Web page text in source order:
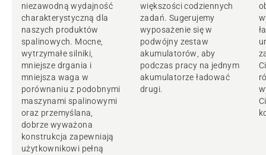
niezawodną wydajność
charakterystyczną dla
naszych produktów
spalinowych. Mocne,
wytrzymałe silniki,
mniejsze drgania i
mniejsza waga w
porównaniu z podobnymi
maszynami spalinowymi
oraz przemyślana,
dobrze wyważona
konstrukcja zapewniają
użytkownikowi pełną
większości codziennych
zadań. Sugerujemy
wyposażenie się w
podwójny zestaw
akumulatorów, aby
podczas pracy na jednym
akumulatorze ładować
drugi.